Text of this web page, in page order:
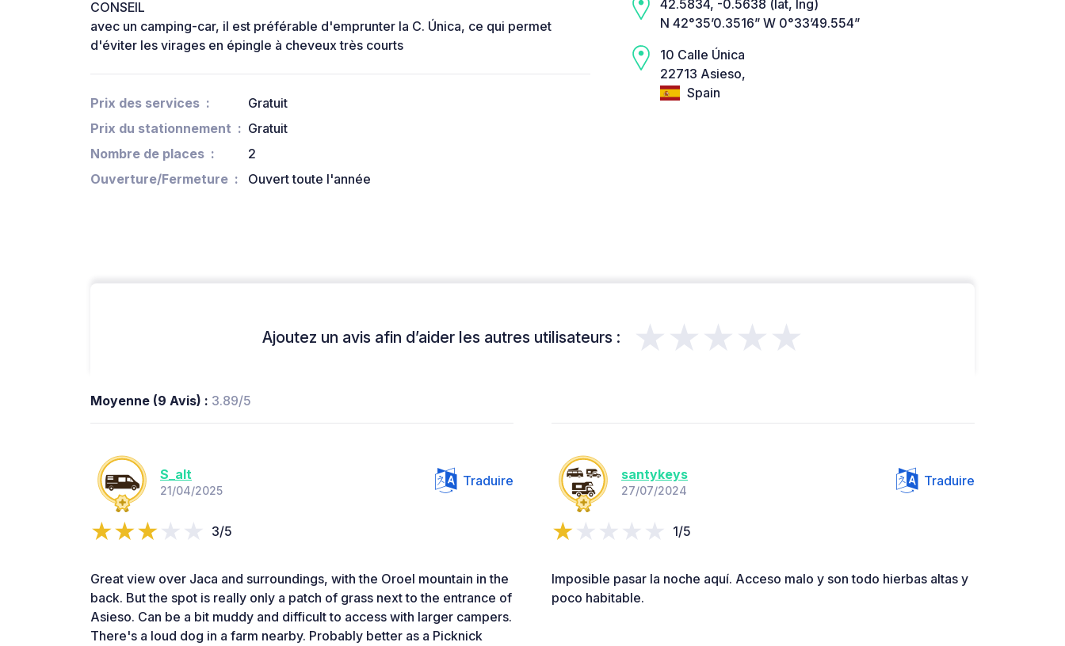
CONSEIL
avec un camping-car, il est préférable d'emprunter la C. Única, ce qui permet
d'éviter les virages en épingle à cheveux très courts
Prix des services
Gratuit
Prix du stationnement
Gratuit
Nombre de places
2
Ouverture/Fermeture
Ouvert toute l'année
42.5834, -0.5638 (lat, lng)
N 42°35’0.3516” W 0°33’49.554”
10 Calle Única
22713 Asieso,
Spain
Ajoutez un avis afin d’aider les autres utilisateurs : ★★★★★
Moyenne (9 Avis) : 3.89/5
S_alt
21/04/2025
Traduire
3/5
Great view over Jaca and surroundings, with the Oroel mountain in the
back. But the spot is really only a patch of grass next to the entrance of
Asieso. Can be a bit muddy and difficult to access with larger campers.
There's a loud dog in a farm nearby. Probably better as a Picknick
santykeys
27/07/2024
Traduire
1/5
Imposible pasar la noche aquí. Acceso malo y son todo hierbas altas y
poco habitable.